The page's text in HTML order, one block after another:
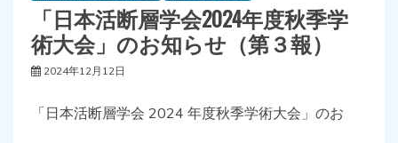
「日本活断層学会2024年度秋季学
術大会」のお知らせ（第３報）
2024年12月12日
「日本活断層学会 2024 年度秋季学術大会」のお